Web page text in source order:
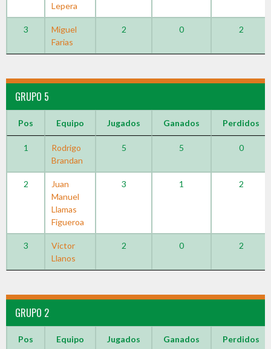
Lepera
3
Miguel
Farias
2 0 2
GRUPO 5
Pos Equipo Jugados Ganados Perdidos
1
Rodrigo
Brandan
5 5 0
2
Juan
Manuel
Llamas
Figueroa
3 1 2
3
Victor
Llanos
2 0 2
GRUPO 2
Pos Equipo Jugados Ganados Perdidos